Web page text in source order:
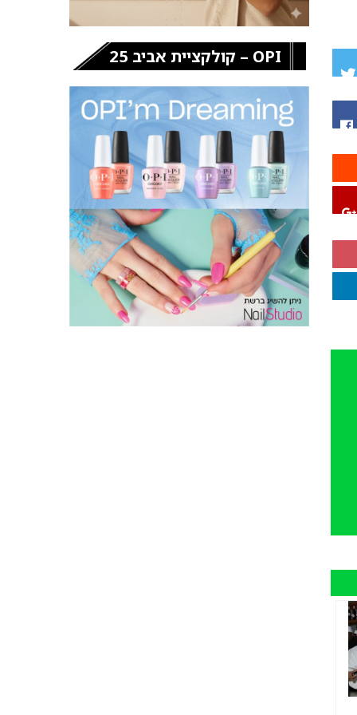
OPI – קולקציית אביב 25